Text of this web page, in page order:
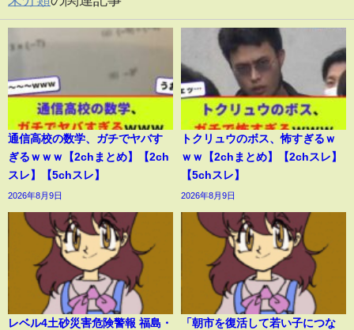
通信高校の数学、ガチでヤバす
ぎるｗｗｗ【2chまとめ】【2ch
スレ】【5chスレ】
2026年8月9日
トクリュウのボス、怖すぎるｗ
ｗｗ【2chまとめ】【2chスレ】
【5chスレ】
2026年8月9日
レベル4土砂災害危険警報 福島・
「朝市を復活して若い子につな